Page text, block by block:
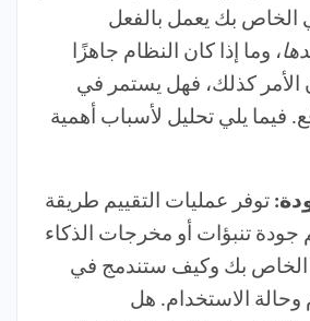
الخاص بك يعمل بالفعل
، وما إذا كان النظام جاهزًا
الأمر كذلك، فهل يستمر في
فيما يلي تحليل لأسباب أهمية
توفر عمليات التقييم طريقة
تنبؤات أو مخرجات الذكاء
الخاص بك وكيف ستندمج في
وحالة الاستخدام. هل